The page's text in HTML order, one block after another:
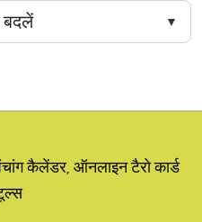
कैलेंडर, ऑनलाइन टैरो कार्ड